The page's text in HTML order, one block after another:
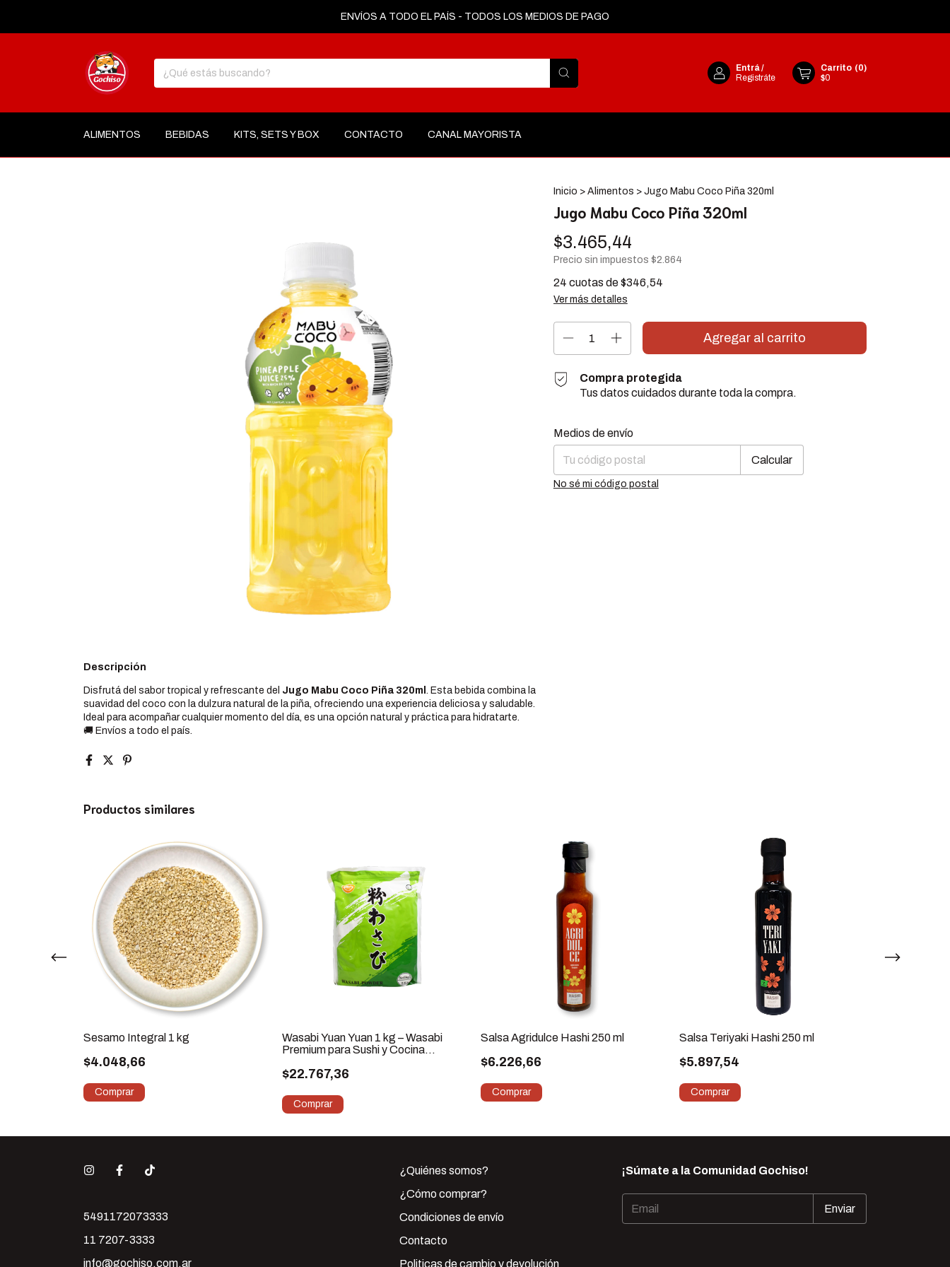
ENVÍOS A TODO EL PAÍS - TODOS LOS MEDIOS DE PAGO
Entrá/
Registráte
Carrito (0)
$0
ALIMENTOS BEBIDAS KITS, SETS Y BOX CONTACTO CANAL MAYORISTA
Inicio > Alimentos > Jugo Mabu Coco Piña 320ml
Jugo Mabu Coco Piña 320ml
$3.465,44
Precio sin impuestos $2.864
24 cuotas de$346,54
Ver más detalles
Compra protegida
Tus datos cuidados durante toda la compra.
Entregas para el CP:
Medios de envío
Calcular
No sé mi código postal
Descripción
Disfrutá del sabor tropical y refrescante del Jugo Mabu Coco Piña 320ml . Esta bebida combina la
suavidad del coco con la dulzura natural de la piña, ofreciendo una experiencia deliciosa y saludable.
Ideal para acompañar cualquier momento del día, es una opción natural y práctica para hidratarte.
🚚 Envíos a todo el país.
Productos similares
Sesamo Integral 1 kg
$4.048,66
Wasabi Yuan Yuan 1 kg – Wasabi
Premium para Sushi y Cocina
$22.767,36
Salsa Agridulce Hashi 250 ml
$6.226,66
Salsa Teriyaki Hashi 250 ml
$5.897,54
5491172073333
11 7207-3333
info@gochiso.com.ar
¿Quiénes somos?
¿Cómo comprar?
Condiciones de envío
Contacto
Politicas de cambio y devolución
¡Súmate a la Comunidad Gochiso!